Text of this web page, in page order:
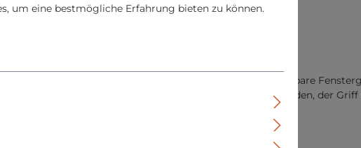
Einbrecher.
die nicht ausreichend gesichert sind. Dieser abschließbare
einsetzbar. Der Vierkantstift kann flexibel eingestellt werden, der
gegen Abdrehen und Abreißen geschützt.
um eine bestmögliche Erfahrung bieten zu können.